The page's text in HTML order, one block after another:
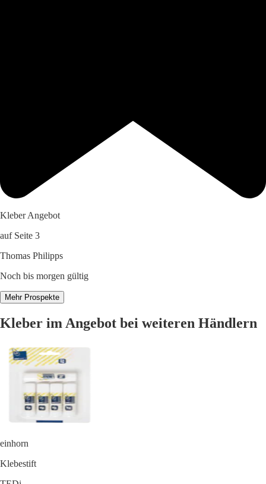
Kleber Angebot
auf Seite 3
Thomas Philipps
Noch bis morgen gültig
Mehr Prospekte
Kleber im Angebot bei weiteren Händlern
einhorn
Klebestift